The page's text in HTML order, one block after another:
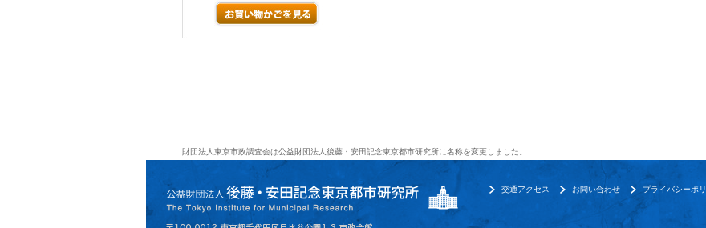
財団法人東京市政調査会は公益財団法人後藤・安田記念東京都市研究所に名称を変更しました。
プライバシーポ
お問い合わせ
交通アクセス